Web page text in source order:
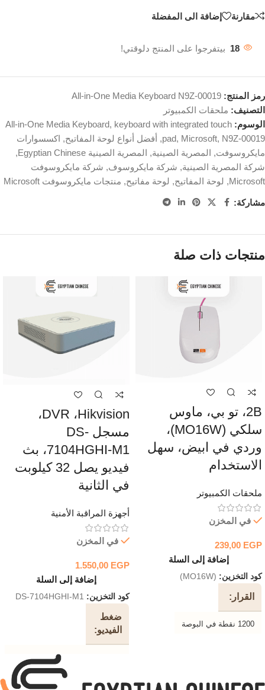
مقارنة إضافة الى المفضلة
18 بيتفرجوا على المنتج دلوقتي!
رمز المنتج: All-in-One Media Keyboard N9Z-00019
التصنيف: ملحقات الكمبيوتر
الوسوم:
All-in-One Media Keyboard, keyboard with integrated touch
pad, Microsoft, N9Z-00019
, أفضل أنواع لوحة المفاتيح, اكسسوارات
مايكروسوفت, المصرية الصينية, المصرية الصينية Egyptian Chinese
,
شركة المصرية الصينية, شركة مايكروسوف, شركة مايكروسوفت
Microsoft
, لوحة المفاتيح, لوحة مفاتيح, منتجات مايكروسوفت Microsoft
مشاركة:
منتجات ذات صلة
2B، تو بي، ماوس
سلكي (MO16W)،
وردي في ابيض، سهل
الاستخدام
ملحقات الكمبيوتر
في المخزن
239,00 EGP
إضافة إلى السلة
كود التخزين: (MO16W)
القرار
1200 نقطة في البوصة
نوع
DVR ،Hikvision،
مسجل DS-
7104HGHI-M1، بث
فيديو يصل 32 كيلوبت
في الثانية
أجهزة المراقبة الأمنية
في المخزن
1.550,00 EGP
إضافة إلى السلة
كود التخزين: DS-7104HGHI-M1
ضغط
الفيديو
H.265 Pro + / H.265 Pro / H.265
/ H.264 + / H.264